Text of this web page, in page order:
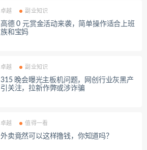
卓越 副业知识
高德 0 元赏金活动来袭，简单操作适合上班
族和宝妈
卓越 副业知识
315 晚会曝光主板机问题，网创行业灰黑产
引关注，拉新作弊或涉诈骗
卓越 值得一看
外卖竟然可以这样撸钱，你知道吗？